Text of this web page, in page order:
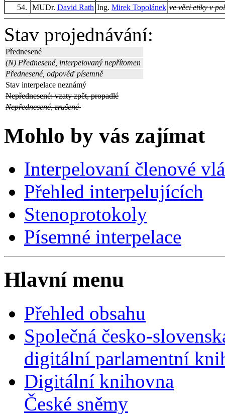
54.
MUDr. David Rath Ing. Mirek Topolánek ve věci etiky v
Stav projednávání:
Přednesené
(N) Přednesené, interpelovaný nepřítomen
Přednesené, odpověď písemně
Stav interpelace neznámý
Nepřednesené: vzaty zpět, propadlé
Nepřednesené, zrušené
Mohlo by vás zajímat
Interpelovaní členové
Přehled interpelujících
Stenoprotokoly
Písemné interpelace
Hlavní menu
Přehled obsahu
Společná česko-
digitální parlamentní
Digitální knihovna
České sněmy